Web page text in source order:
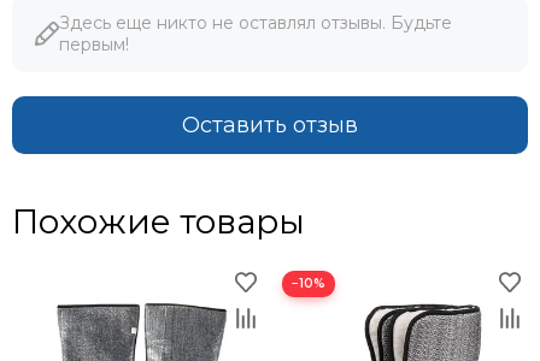
Здесь еще никто не оставлял отзывы. Будьте
первым!
Оставить отзыв
Похожие товары
−10%